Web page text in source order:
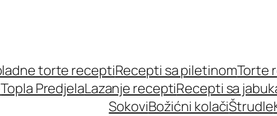
torte receptiRecepti sa piletinomTorte
Topla PredjelaLazanje receptiRecepti sa
SokoviBožićni kolačiŠtrudle